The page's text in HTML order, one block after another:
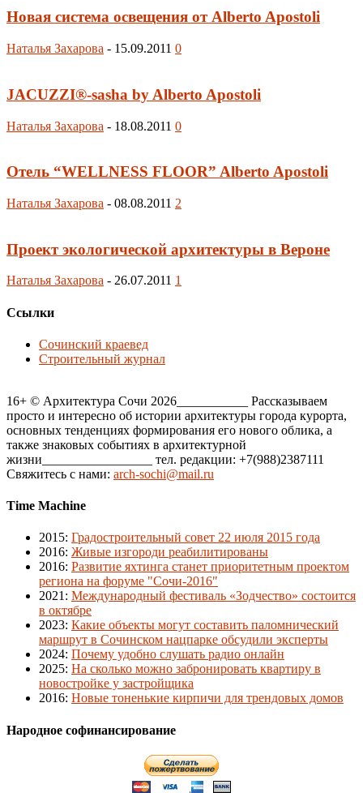
Новая система освещения от Alberto Apostoli
Наталья Захарова - 15.09.2011 0
JACUZZI®-sasha by Alberto Apostoli
Наталья Захарова - 18.08.2011 0
Отель “WELLNESS FLOOR” Alberto Apostoli
Наталья Захарова - 08.08.2011 2
Проект экологической архитектуры в Вероне
Наталья Захарова - 26.07.2011 1
Ссылки
Сочинский краевед
Строительный журнал
16+ © Архитектура Сочи 2026___________ Рассказываем
просто и интересно об истории архитектуры города курорта,
основных тенденциях формирования его нового облика, а
также знаковых событиях в архитектурной
жизни_________________ тел. редакции: +7(988)2387111
Свяжитесь с нами: arch-sochi@mail.ru
Time Machine
2015: Градостроительный совет 22 июля 2015 года
2016: Живые изгороди реабилитированы
2016: Развитие яхтинга станет приоритетным проектом
региона на форуме "Сочи-2016"
2021: Международный фестиваль «Зодчество» состоится
в октябре
2023: Какие объекты могут составить паломнический
маршрут в Сочинском нацпарке обсудили эксперты
2024: Почему удобно слушать радио онлайн
2025: На сколько можно забронировать квартиру в
новостройке у застройщика
2016: Новые тоненькие кирпичи для трендовых домов
Народное софинансирование